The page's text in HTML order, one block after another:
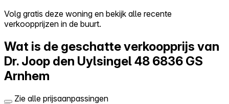
Log in
Probeer Walter gratis
Volg gratis deze woning en bekijk alle recente
verkoopprijzen in de buurt.
Wat is de geschatte verkoopprijs van
Dr. Joop den Uylsingel 48 6836 GS
Arnhem
Zie alle prijsaanpassingen